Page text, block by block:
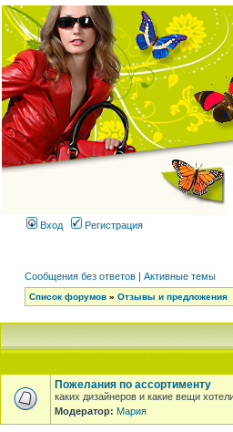
Вход Регистрация
Сообщения без ответов | Активные темы
Список форумов » Отзывы и предложения
Пожелания по ассортименту
каких дизайнеров и какие вещи
Модератор: Мария